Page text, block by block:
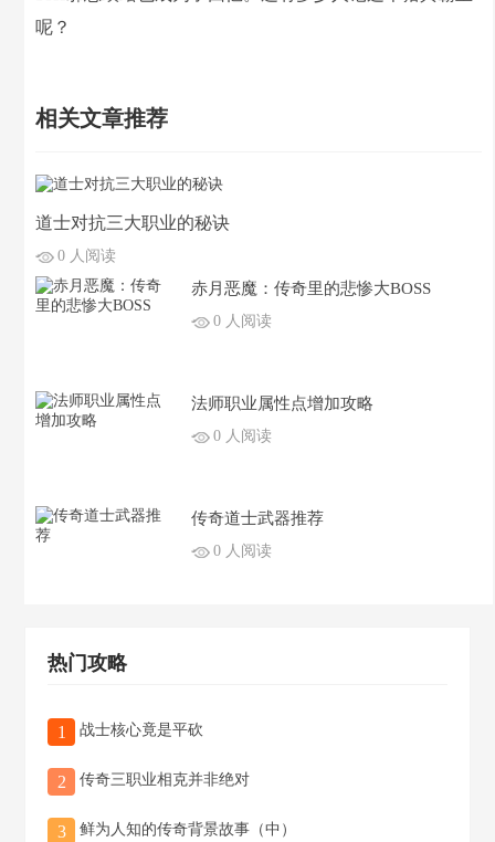
呢？
相关文章推荐
道士对抗三大职业的秘诀
0 人阅读
赤月恶魔：传奇里的悲惨大BOSS
0 人阅读
法师职业属性点增加攻略
0 人阅读
传奇道士武器推荐
0 人阅读
热门攻略
1 战士核心竟是平砍
2 传奇三职业相克并非绝对
3 鲜为人知的传奇背景故事（中）